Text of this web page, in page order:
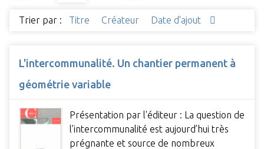
Trier par : Titre Créateur Date d'ajout
L'intercommunalité. Un chantier permanent à
géométrie variable
Présentation par l'éditeur : La question de
l’intercommunalité est aujourd’hui très
prégnante et source de nombreux